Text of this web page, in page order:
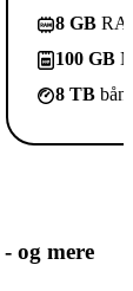
8 GB
100 GB
8 TB
- og mere